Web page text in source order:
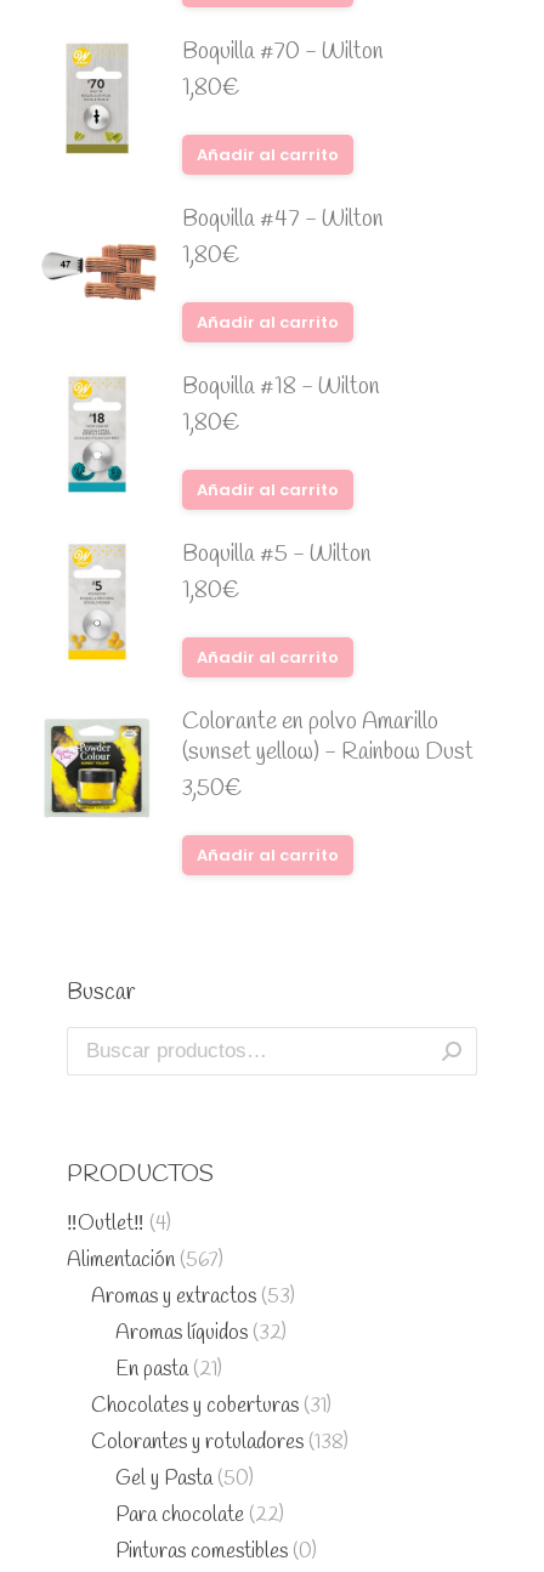
Boquilla #70 - Wilton
1,80€
Añadir al carrito
Boquilla #47 - Wilton
1,80€
Añadir al carrito
Boquilla #18 - Wilton
1,80€
Añadir al carrito
Boquilla #5 - Wilton
1,80€
Añadir al carrito
Colorante en polvo Amarillo
(sunset yellow) - Rainbow Dust
3,50€
Añadir al carrito
Buscar
PRODUCTOS
‼️Outlet‼️ (4)
Alimentación (567)
Aromas y extractos (53)
Aromas líquidos (32)
En pasta (21)
Chocolates y coberturas (31)
Colorantes y rotuladores (138)
Gel y Pasta (50)
Para chocolate (22)
Pinturas comestibles (0)